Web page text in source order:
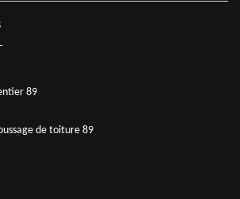
89
de toiture 89